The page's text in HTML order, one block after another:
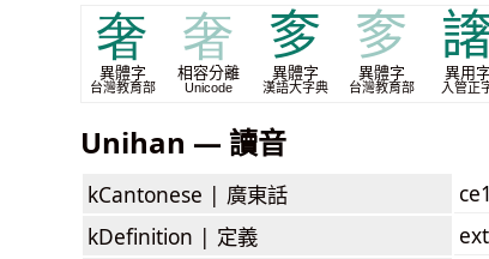
奢
異體字
台灣教育部
奢
相容分離
Unicode
奓
異體字
漢語大字典
奓
異體字
台灣教育部
異用字
入管正
Unihan — 讀音
kCantonese | 廣東話
ce1
kDefinition | 定義